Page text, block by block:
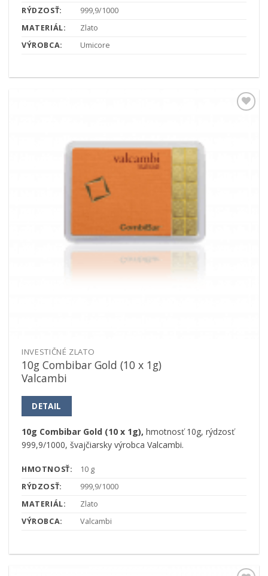
RÝDZOSŤ:
999,9/1000
MATERIÁL:
Zlato
VÝROBCA:
Umicore
INVESTIČNÉ ZLATO
10g Combibar Gold (10 x 1g)
Valcambi
DETAIL
10g Combibar Gold (10 x 1g), hmotnosť 10g, rýdzosť
999,9/1000, švajčiarsky výrobca Valcambi.
HMOTNOSŤ:
10 g
RÝDZOSŤ:
999,9/1000
MATERIÁL:
Zlato
VÝROBCA:
Valcambi